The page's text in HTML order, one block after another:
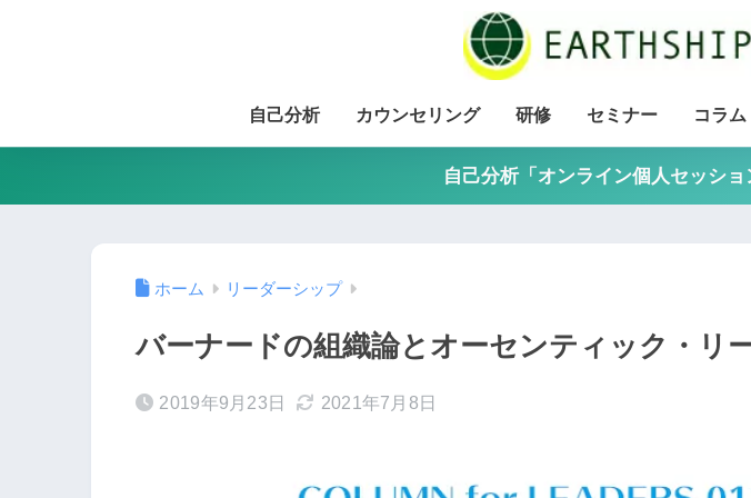
自己分析 カウンセリング 研修 セミナー コラム
自己分析「オンライン個人セッシ
ホーム リーダーシップ
バーナードの組織論とオーセンティック・リ
2019年9月23日 2021年7月8日